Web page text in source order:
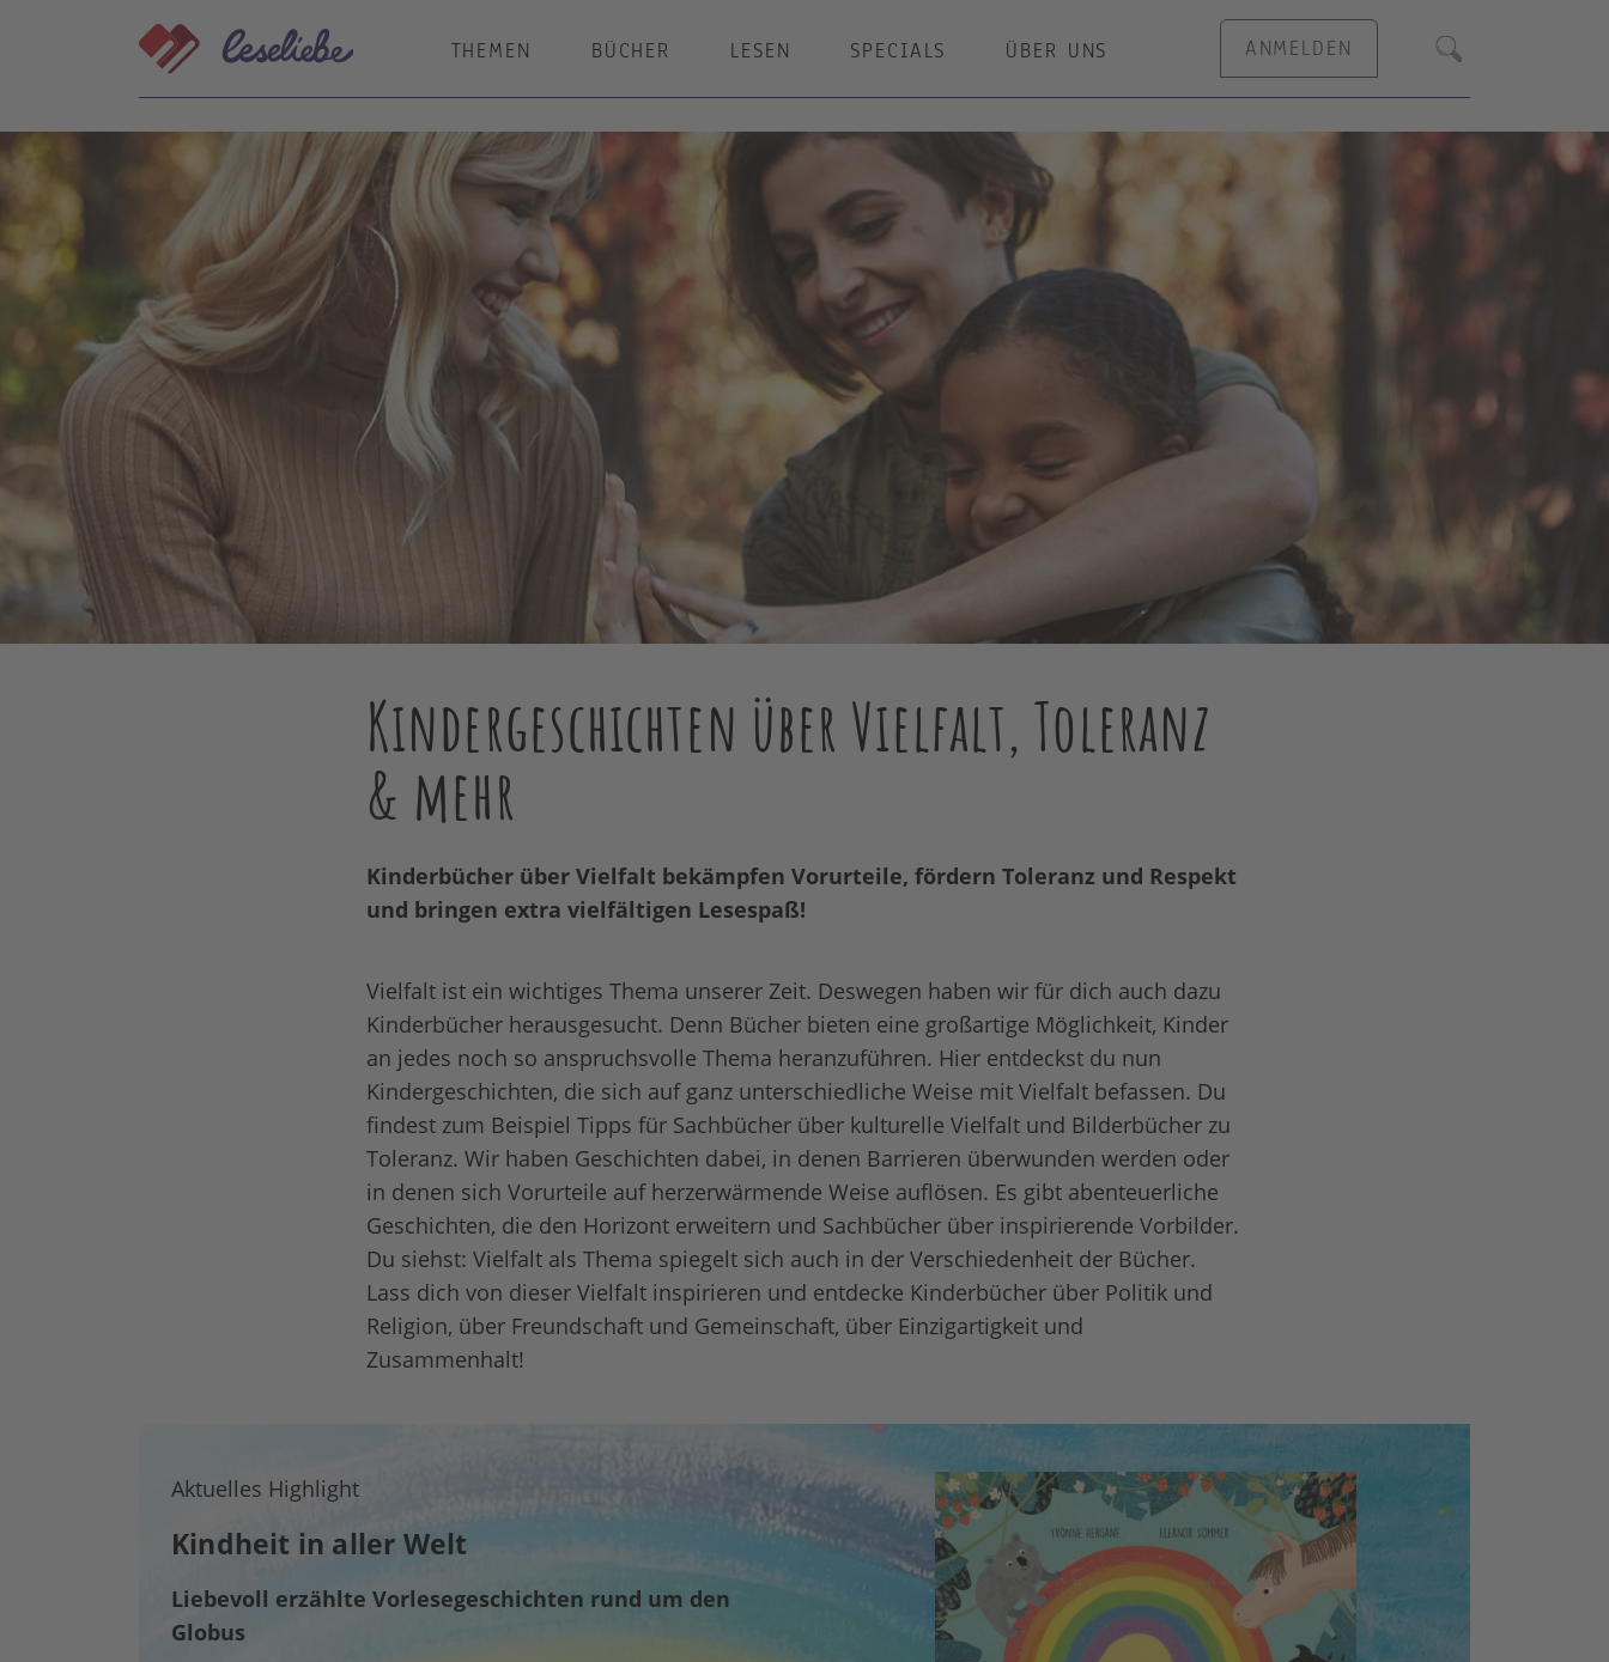
THEMEN BÜCHER LESEN SPECIALS ÜBER UNS ANMELDEN Suche
Kindergeschichten über Vielfalt, Toleranz
& mehr
Kinderbücher über Vielfalt bekämpfen Vorurteile, fördern Toleranz und Respekt
und bringen extra vielfältigen Lesespaß!
Vielfalt ist ein wichtiges Thema unserer Zeit. Deswegen haben wir für dich auch dazu
Kinderbücher herausgesucht. Denn Bücher bieten eine großartige Möglichkeit, Kinder
an jedes noch so anspruchsvolle Thema heranzuführen. Hier entdeckst du nun
Kindergeschichten, die sich auf ganz unterschiedliche Weise mit Vielfalt befassen. Du
findest zum Beispiel Tipps für Sachbücher über kulturelle Vielfalt und Bilderbücher zu
Toleranz. Wir haben Geschichten dabei, in denen Barrieren überwunden werden oder
in denen sich Vorurteile auf herzerwärmende Weise auflösen. Es gibt abenteuerliche
Geschichten, die den Horizont erweitern und Sachbücher über inspirierende Vorbilder.
Du siehst: Vielfalt als Thema spiegelt sich auch in der Verschiedenheit der Bücher.
Lass dich von dieser Vielfalt inspirieren und entdecke Kinderbücher über Politik und
Religion, über Freundschaft und Gemeinschaft, über Einzigartigkeit und
Zusammenhalt!
Aktuelles Highlight
Kindheit in aller Welt
Liebevoll erzählte Vorlesegeschichten rund um den
Globus